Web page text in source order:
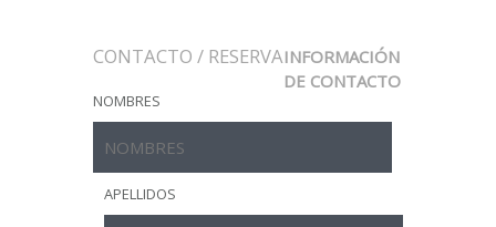
CONTACTO / RESERVAINFORMACIÓN
DE CONTACTO
NOMBRES
APELLIDOS